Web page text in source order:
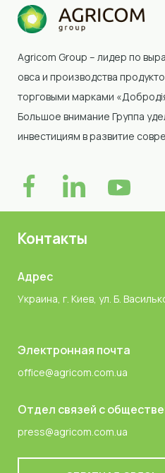
Agricom Group – лидер по
овса и производства
торговыми марками
Большое внимание Группа
инвестициям в развитие
Контакты
Адрес
Украина, г. Киев, ул. Б.
Электронная почта
office@agricom.com.ua
Отдел связей с
press@agricom.com.ua